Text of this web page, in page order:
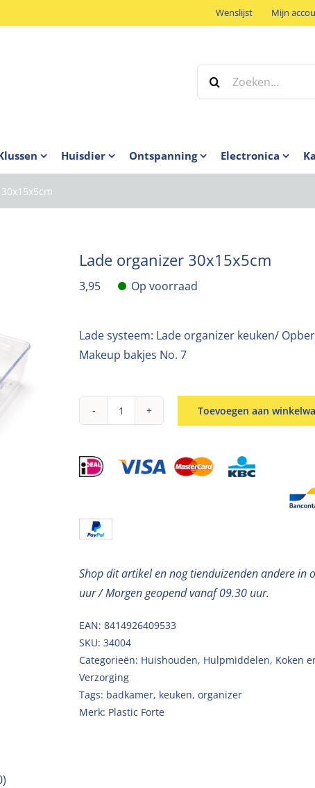
Wenslijst Mijn
Zoeken
naar:
Huisdier Ontspanning Electronica
Lade organizer 30x15x5cm
3,95 Op voorraad
Lade systeem: Lade organizer keuken/
Makeup bakjes No. 7
Lade
30x15x5cm
aantal
Toevoegen aan
Shop dit artikel en nog tienduizenden andere in
uur / Morgen geopend vanaf 09.30 uur.
EAN: 8414926409533
SKU: 34004
Categorieën: Huishouden, Hulpmiddelen, Koken
Verzorging
Tags: badkamer, keuken, organizer
Merk: Plastic Forte